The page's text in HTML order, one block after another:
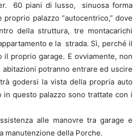
60 piani di lusso, sinuosa forma
palazzo “autocentrico,” dove
della struttura, tre montacarichi
e la strada. Sì, perché il
proprio garage. E ovviamente, non
potranno entrare ed uscire
godersi la vista della propria auto
questo palazzo sono trattate con i
alle manovre tra garage e
manutenzione della Porche.